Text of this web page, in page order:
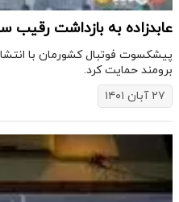
عابدزاده به بازداشت
پیشکسوت فوتبال کشورمان با
برومند حمایت کرد.
۲۷ آبان ۱۴۰۱